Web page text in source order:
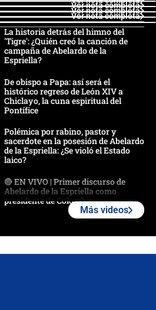
Ver nota completa
Ver nota completa
Ver nota completa
La historia detrás del himno del
'Tigre': ¿Quién creó la canción de
campaña de Abelardo de la
Espriella?
De obispo a Papa: así será el
histórico regreso de León XIV a
Chiclayo, la cuna espiritual del
Pontífice
Polémica por rabino, pastor y
sacerdote en la posesión de Abelardo
de la Espriella: ¿Se violó el Estado
laico?
🔴 EN VIVO | Primer discurso de
Abelardo de la Espriella como
presidente de Colombia
Más videos